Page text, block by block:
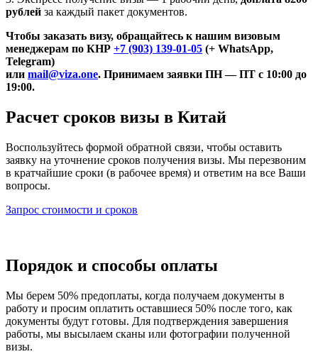
рублей за каждый пакет документов.
Чтобы заказать визу, обращайтесь к нашим визовым
менеджерам по КНР +7 (903) 139-01-05 (+ WhatsApp,
Telegram)
или mail@viza.one. Принимаем заявки ПН — ПТ с 10:00 до
19:00.
Расчет сроков визы в Китай
Воспользуйтесь формой обратной связи, чтобы оставить
заявку на уточнение сроков получения визы. Мы перезвоним
в кратчайшие сроки (в рабочее время) и ответим на все Ваши
вопросы.
Запрос стоимости и сроков
Порядок и способы оплаты
Мы берем 50% предоплаты, когда получаем документы в
работу и просим оплатить оставшиеся 50% после того, как
документы будут готовы. Для подтверждения завершения
работы, мы высылаем сканы или фотографии полученной
визы.